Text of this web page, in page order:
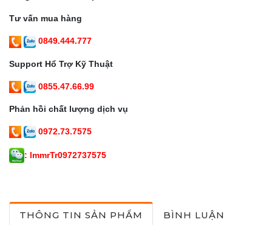
Tư vấn mua hàng
0849.444.777
Support Hổ Trợ Kỹ Thuật
0855.47.66.99
Phản hồi chất lượng dịch vụ
0972.73.7575
: lmmrTr0972737575
THÔNG TIN SẢN PHẨM BÌNH LUẬN